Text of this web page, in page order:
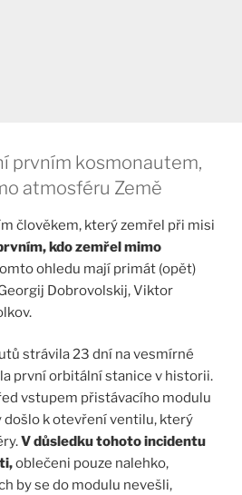
prvním kosmonautem,
atmosféru Země
člověkem, který zemřel při misi
kdo zemřel mimo
ohledu mají primát (opět)
Dobrovolskij, Viktor
strávila 23 dní na vesmírné
první orbitální stanice v historii.
vstupem přistávacího modulu
k otevření ventilu, který
V důsledku tohoto incidentu
oblečeni pouze nalehko,
by se do modulu nevešli,